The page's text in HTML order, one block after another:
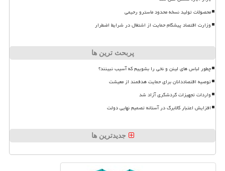
محصولات تولید نسخه محدود ماسترو رحیمی
وزارت اقتصاد پیشگام حمایت از اشتغال در شرایط اضطرار
پربحث ترین ها
چطور لباس های لینن و نخی را بشوییم که آسیب نبینند؟
توصیه اقتصاددانان برای حمایت هدفمند از معیشت
واردات تجهیزات گردشگری آزاد شد
افزایش اعتبار کالابرگ در آستانه تصمیم نهایی دولت
جدیدترین ها